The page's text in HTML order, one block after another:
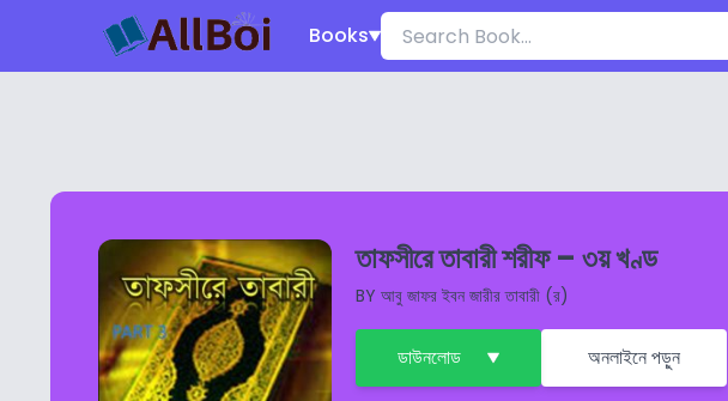
Books
তাফসীরে তাবারী শরীফ – ৩য় খণ্ড
BY আবু জাফর ইবন জারীর তাবারী (র)
ডাউনলোড অনলাইনে পড়ুন